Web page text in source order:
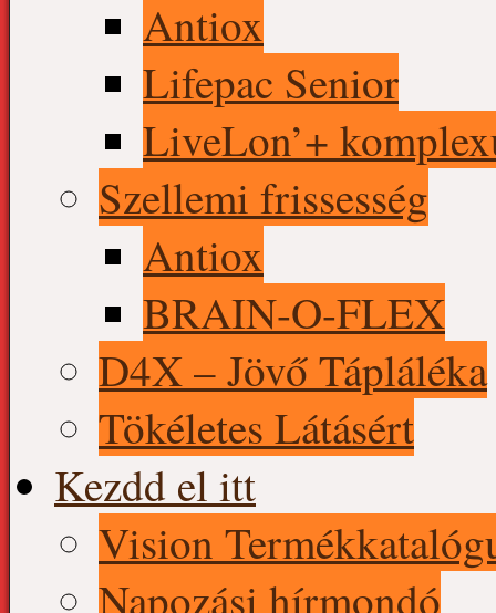
Antiox
Lifepac Senior
LiveLon’+
Szellemi frissesség
Antiox
BRAIN-O-FLEX
D4X – Jövő Tápláléka
Tökéletes Látásért
Kezdd el itt
Vision
Napozási hírmondó